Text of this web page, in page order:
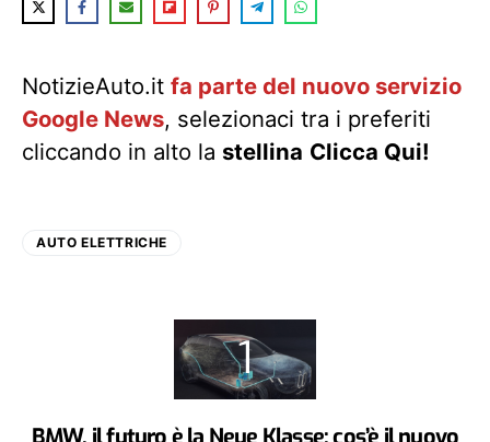
NotizieAuto.it fa parte del nuovo servizio
Google News, selezionaci tra i preferiti
cliccando in alto la stellina Clicca Qui!
AUTO ELETTRICHE